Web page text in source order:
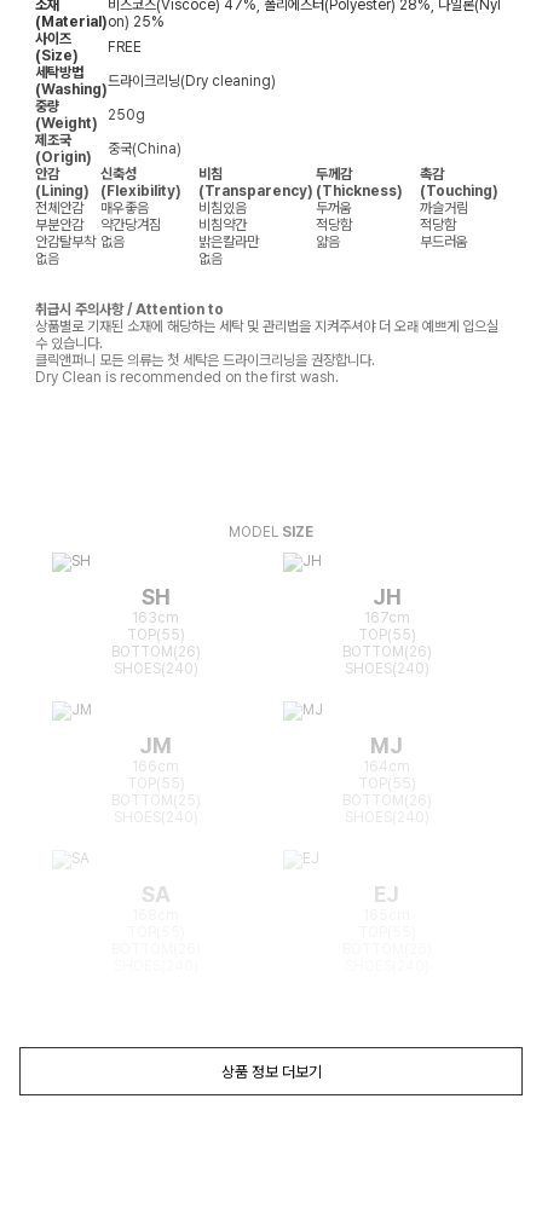
소재
(Material)
비스코스(Viscoce) 47%, 폴리에스터(Polyester) 28%, 나일론(Nyl
on) 25%
사이즈
(Size)
FREE
세탁방법
(Washing)드라이크리닝(Dry cleaning)
중량
(Weight)
250g
제조국
(Origin)
중국(China)
안감
(Lining)
신축성
(Flexibility)
비침
(Transparency)
두께감
(Thickness)
촉감
(Touching)
전체안감
매우좋음 비침있음 두꺼움
까슬거림
부분안감
약간당겨짐 비침약간 적당함
적당함
안감탈부착 없음 밝은칼라만 얇음
부드러움
없음
없음
취급시 주의사항 / Attention to
상품별로 기재된 소재에 해당하는 세탁 및 관리법을 지켜주셔야 더 오래 예쁘게 입으실
수 있습니다.
클릭앤퍼니 모든 의류는 첫 세탁은 드라이크리닝을 권장합니다.
Dry Clean is recommended on the first wash.
MODEL SIZE
SH
163cm
TOP(55)
BOTTOM(26)
SHOES(240)
JH
167cm
TOP(55)
BOTTOM(26)
SHOES(240)
JM
166cm
TOP(55)
BOTTOM(25)
MJ
164cm
TOP(55)
BOTTOM(26)
SA EJ
상품 정보 더보기